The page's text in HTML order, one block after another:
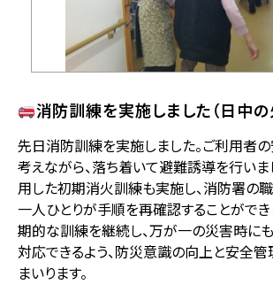
消防訓練を実施しました（日中の
先日消防訓練を実施しました。ご利用者
考えながら、落ち着いて避難誘導を行いま
用した初期消火訓練も実施し、消防署の
一人ひとりが手順を再確認することができ
期的な訓練を継続し、万が一の災害時に
対応できるよう、防災意識の向上と安全
まいります。